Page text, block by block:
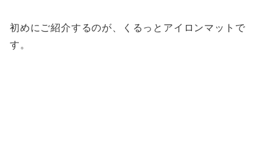
初めにご紹介するのが、くるっとアイロンマットで
す。